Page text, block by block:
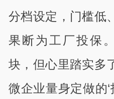
分档设定，门槛低
果断为工厂投保
块，但心里踏实多
微企业量身定做的‘